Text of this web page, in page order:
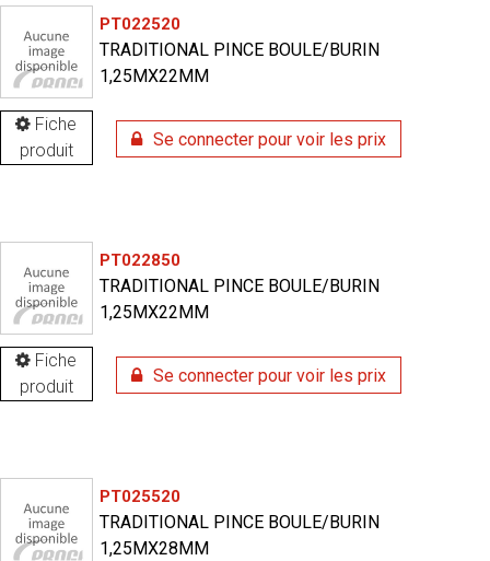
Fiche
produit
PT022520
TRADITIONAL PINCE BOULE/BURIN
1,25MX22MM
Se connecter pour voir les prix
Fiche
produit
PT022850
TRADITIONAL PINCE BOULE/BURIN
1,25MX22MM
Se connecter pour voir les prix
PT025520
TRADITIONAL PINCE BOULE/BURIN
1,25MX28MM